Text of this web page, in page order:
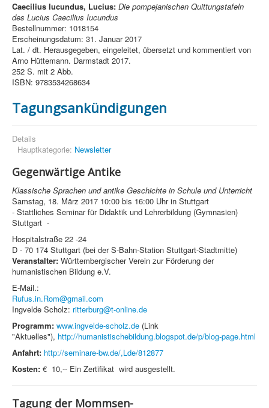
Caecilius Iucundus, Lucius: Die pompejanischen Quittungstafeln
des Lucius Caecilius Iucundus
Bestellnummer: 1018154
Erscheinungsdatum: 31. Januar 2017
Lat. / dt. Herausgegeben, eingeleitet, übersetzt und kommentiert von
Arno Hüttemann. Darmstadt 2017.
252 S. mit 2 Abb.
ISBN: 9783534268634
Tagungsankündigungen
Details
Hauptkategorie: Newsletter
Gegenwärtige Antike
Klassische Sprachen und antike Geschichte in Schule und Unterricht
Samstag, 18. März 2017 10:00 bis 16:00 Uhr in Stuttgart
- Stattliches Seminar für Didaktik und Lehrerbildung (Gymnasien)
Stuttgart -
Hospitalstraße 22 -24
D - 70 174 Stuttgart (bei der S-Bahn-Station Stuttgart-Stadtmitte)
Veranstalter: Württembergischer Verein zur Förderung der
humanistischen Bildung e.V.
E-Mail.:
Rufus.in.Rom@gmail.com
Ingvelde Scholz: ritterburg@t-online.de
Programm: www.ingvelde-scholz.de (Link
"Aktuelles"), http://humanistischebildung.blogspot.de/p/blog-page.html
Anfahrt: http://seminare-bw.de/,Lde/812877
Kosten: € 10,-- Ein Zertifikat wird ausgestellt.
Tagung der Mommsen-